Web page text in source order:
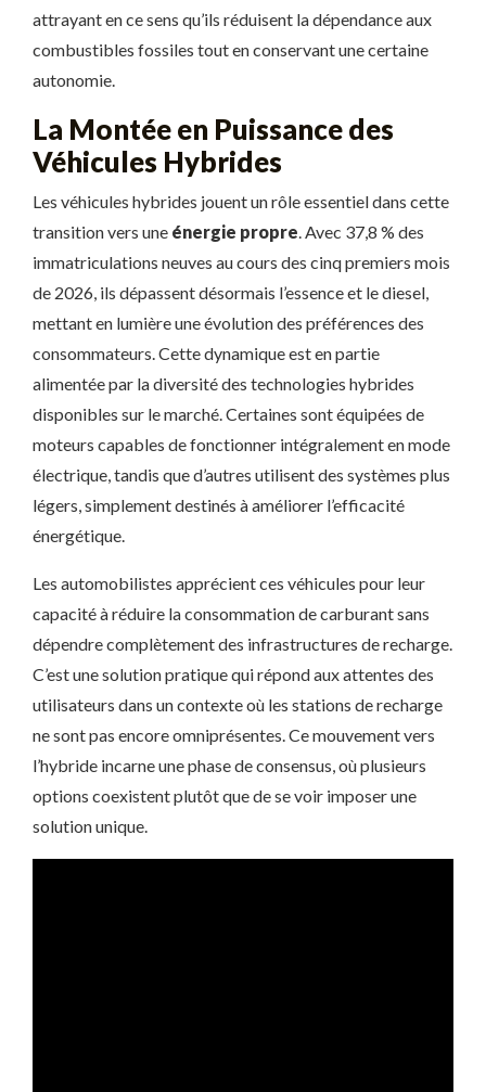
attrayant en ce sens qu’ils réduisent la dépendance aux
combustibles fossiles tout en conservant une certaine
autonomie.
La Montée en Puissance des
Véhicules Hybrides
Les véhicules hybrides jouent un rôle essentiel dans cette
transition vers une énergie propre. Avec 37,8 % des
immatriculations neuves au cours des cinq premiers mois
de 2026, ils dépassent désormais l’essence et le diesel,
mettant en lumière une évolution des préférences des
consommateurs. Cette dynamique est en partie
alimentée par la diversité des technologies hybrides
disponibles sur le marché. Certaines sont équipées de
moteurs capables de fonctionner intégralement en mode
électrique, tandis que d’autres utilisent des systèmes plus
légers, simplement destinés à améliorer l’efficacité
énergétique.
Les automobilistes apprécient ces véhicules pour leur
capacité à réduire la consommation de carburant sans
dépendre complètement des infrastructures de recharge.
C’est une solution pratique qui répond aux attentes des
utilisateurs dans un contexte où les stations de recharge
ne sont pas encore omniprésentes. Ce mouvement vers
l’hybride incarne une phase de consensus, où plusieurs
options coexistent plutôt que de se voir imposer une
solution unique.